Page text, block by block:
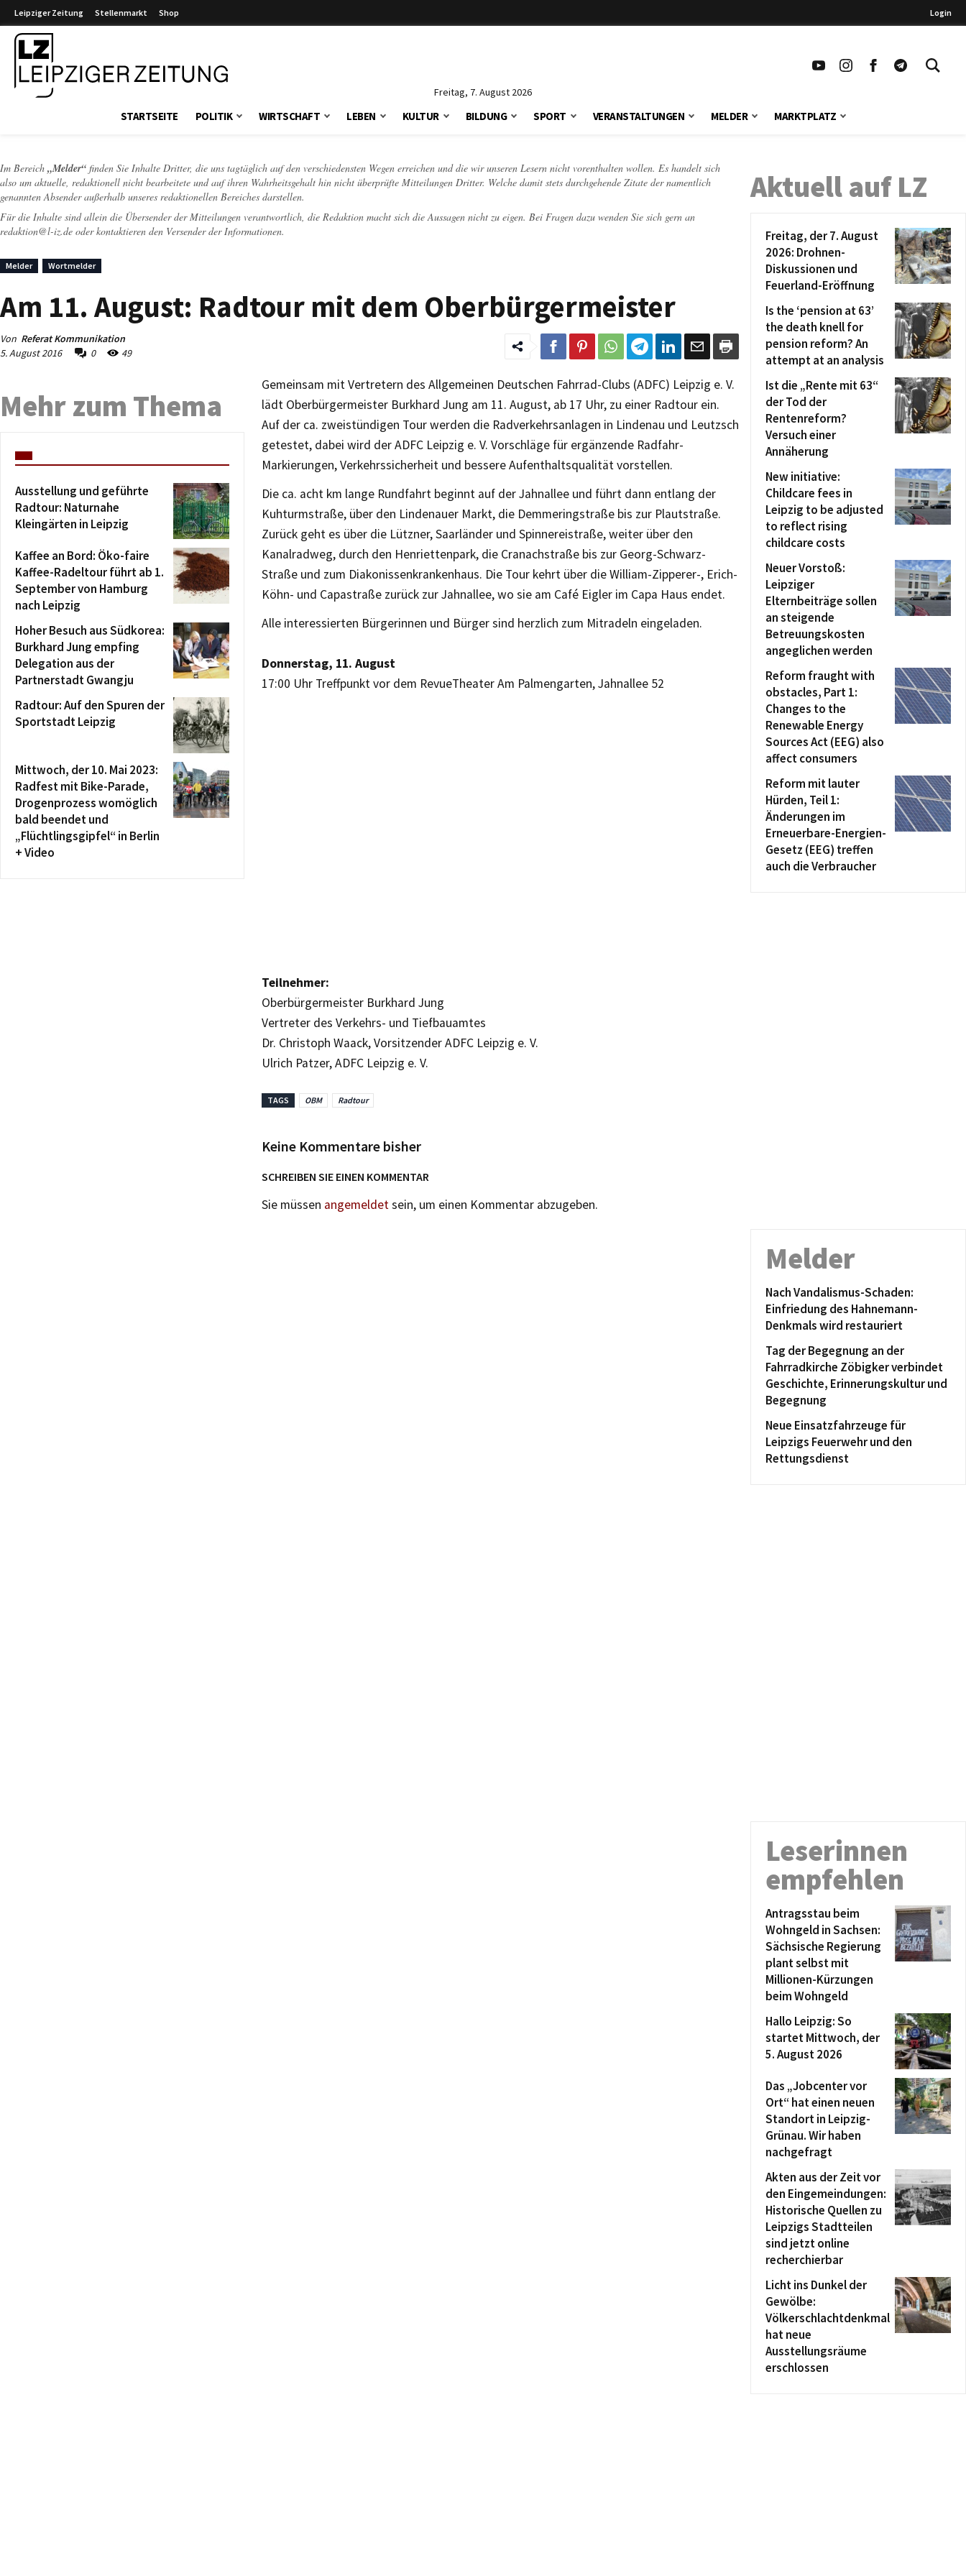
Leipziger Zeitung Stellenmarkt Shop Login
Freitag, 7. August 2026
STARTSEITE POLITIK WIRTSCHAFT LEBEN KULTUR BILDUNG SPORT VERANSTALTUNGEN MELDER MARKTPLATZ
Im Bereich „Melder“ finden Sie Inhalte Dritter, die uns tagtäglich auf den verschiedensten Wegen erreichen und die wir unseren Lesern nicht vorenthalten wollen. Es handelt sich
also um aktuelle, redaktionell nicht bearbeitete und auf ihren Wahrheitsgehalt hin nicht überprüfte Mitteilungen Dritter. Welche damit stets durchgehende Zitate der namentlich
genannten Absender außerhalb unseres redaktionellen Bereiches darstellen.
Für die Inhalte sind allein die Übersender der Mitteilungen verantwortlich, die Redaktion macht sich die Aussagen nicht zu eigen. Bei Fragen dazu wenden Sie sich gern an
redaktion@l-iz.de oder kontaktieren den Versender der Informationen.
Melder Wortmelder
Am 11. August: Radtour mit dem Oberbürgermeister
Von Referat Kommunikation
5. August 2016
0 49
Gemeinsam mit Vertretern des Allgemeinen Deutschen Fahrrad-Clubs (ADFC) Leipzig e. V.
lädt Oberbürgermeister Burkhard Jung am 11. August, ab 17 Uhr, zu einer Radtour ein.
Auf der ca. zweistündigen Tour werden die Radverkehrsanlagen in Lindenau und Leutzsch
getestet, dabei wird der ADFC Leipzig e. V. Vorschläge für ergänzende Radfahr-
Markierungen, Verkehrssicherheit und bessere Aufenthaltsqualität vorstellen.
Die ca. acht km lange Rundfahrt beginnt auf der Jahnallee und führt dann entlang der
Kuhturmstraße, über den Lindenauer Markt, die Demmeringstraße bis zur Plautstraße.
Zurück geht es über die Lützner, Saarländer und Spinnereistraße, weiter über den
Kanalradweg, durch den Henriettenpark, die Cranachstraße bis zur Georg-Schwarz-
Straße und zum Diakonissenkrankenhaus. Die Tour kehrt über die William-Zipperer-, Erich-
Köhn- und Capastraße zurück zur Jahnallee, wo sie am Café Eigler im Capa Haus endet.
Alle interessierten Bürgerinnen und Bürger sind herzlich zum Mitradeln eingeladen.
Donnerstag, 11. August
17:00 Uhr Treffpunkt vor dem RevueTheater Am Palmengarten, Jahnallee 52
Teilnehmer:
Oberbürgermeister Burkhard Jung
Vertreter des Verkehrs- und Tiefbauamtes
Dr. Christoph Waack, Vorsitzender ADFC Leipzig e. V.
Ulrich Patzer, ADFC Leipzig e. V.
TAGS OBM Radtour
Keine Kommentare bisher
SCHREIBEN SIE EINEN KOMMENTAR
Sie müssen angemeldetsein, um einen Kommentar abzugeben.
Mehr zum Thema
Ausstellung und geführte
Radtour: Naturnahe
Kleingärten in Leipzig
Kaffee an Bord: Öko-faire
Kaffee-Radeltour führt ab 1.
September von Hamburg
nach Leipzig
Hoher Besuch aus Südkorea:
Burkhard Jung empfing
Delegation aus der
Partnerstadt Gwangju
Radtour: Auf den Spuren der
Sportstadt Leipzig
Mittwoch, der 10. Mai 2023:
Radfest mit Bike-Parade,
Drogenprozess womöglich
bald beendet und
„Flüchtlingsgipfel“ in Berlin
+ Video
Aktuell auf LZ
Freitag, der 7. August
2026: Drohnen-
Diskussionen und
Feuerland-Eröffnung
Is the ‘pension at 63’
the death knell for
pension reform? An
attempt at an analysis
Ist die „Rente mit 63“
der Tod der
Rentenreform?
Versuch einer
Annäherung
New initiative:
Childcare fees in
Leipzig to be adjusted
to reflect rising
childcare costs
Neuer Vorstoß:
Leipziger
Elternbeiträge sollen
an steigende
Betreuungskosten
angeglichen werden
Reform fraught with
obstacles, Part 1:
Changes to the
Renewable Energy
Sources Act (EEG) also
affect consumers
Reform mit lauter
Hürden, Teil 1:
Änderungen im
Erneuerbare-Energien-
Gesetz (EEG) treffen
auch die Verbraucher
Melder
Nach Vandalismus-Schaden:
Einfriedung des Hahnemann-
Denkmals wird restauriert
Tag der Begegnung an der
Fahrradkirche Zöbigker verbindet
Geschichte, Erinnerungskultur und
Begegnung
Neue Einsatzfahrzeuge für
Leipzigs Feuerwehr und den
Rettungsdienst
Leserinnen
empfehlen
Antragsstau beim
Wohngeld in Sachsen:
Sächsische Regierung
plant selbst mit
Millionen-Kürzungen
beim Wohngeld
Hallo Leipzig: So
startet Mittwoch, der
5. August 2026
Das „Jobcenter vor
Ort“ hat einen neuen
Standort in Leipzig-
Grünau. Wir haben
nachgefragt
Akten aus der Zeit vor
den Eingemeindungen:
Historische Quellen zu
Leipzigs Stadtteilen
sind jetzt online
recherchierbar
Licht ins Dunkel der
Gewölbe:
Völkerschlachtdenkmal
hat neue
Ausstellungsräume
erschlossen